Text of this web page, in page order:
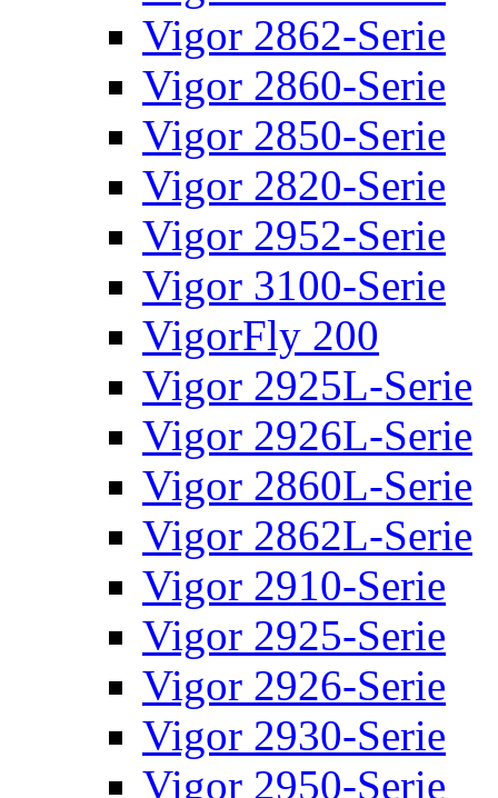
Vigor 2862-Serie
Vigor 2860-Serie
Vigor 2850-Serie
Vigor 2820-Serie
Vigor 2952-Serie
Vigor 3100-Serie
VigorFly 200
Vigor 2925L-Serie
Vigor 2926L-Serie
Vigor 2860L-Serie
Vigor 2862L-Serie
Vigor 2910-Serie
Vigor 2925-Serie
Vigor 2926-Serie
Vigor 2930-Serie
Vigor 2950-Serie